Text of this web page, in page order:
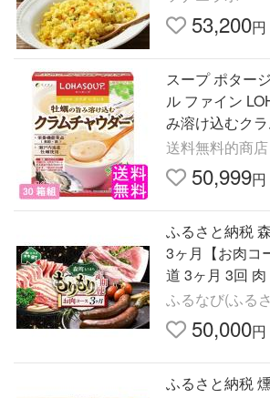
ァ化米 ご飯 5年
53,200円
スープ ポター
ル ファイン
み溶け込むク
箱組】 送料無
送料無料的商店
50,999円
ふるさと納税
3ヶ月【お肉コ
道 3ヶ月 3回
mr1-1124 北海
ふるなび(ふる
50,000円
ふるさと納税